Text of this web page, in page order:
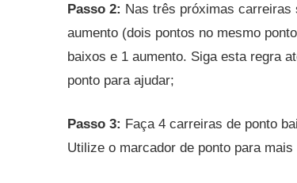
Passo 2: Nas três próximas carreiras
aumento (dois pontos no mesmo
baixos e 1 aumento. Siga esta regra
ponto para ajudar;
Passo 3: Faça 4 carreiras de ponto
Utilize o marcador de ponto para mais